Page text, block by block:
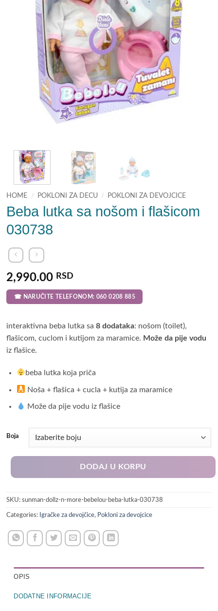
HOME / POKLONI ZA DECU / POKLONI ZA DEVOJCICE
Beba lutka sa nošom i flašicom
030738
2,990.00 RSD
☎ NARUČITE TELEFONOM: 060 0208 885
interaktivna beba lutka sa8 dodataka: nošom (toilet),
flašicom, cuclom i kutijom za maramice. Može da pije vodu
iz flašice.
beba lutka koja priča
Noša + flašica + cucla + kutija za maramice
Može da pije vodu iz flašice
Boja
DODAJ U KORPU
SKU:sunman-dollz-n-more-bebelou-beba-lutka-030738
Categories: Igračke za devojčice, Pokloni za devojcice
OPIS
DODATNE INFORMACIJE